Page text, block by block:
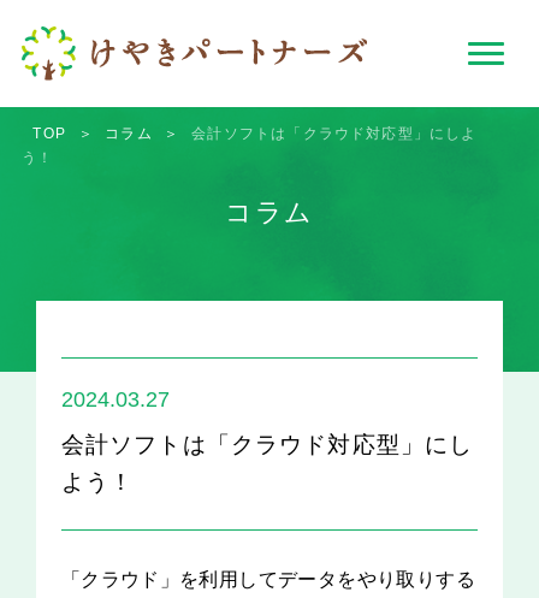
TOP ＞ コラム ＞
会計ソフトは「クラウド対応型」にしよ
う！
コラム
2024.03.27
会計ソフトは「クラウド対応型」にし
よう！
「クラウド」を利用してデータをやり取りする